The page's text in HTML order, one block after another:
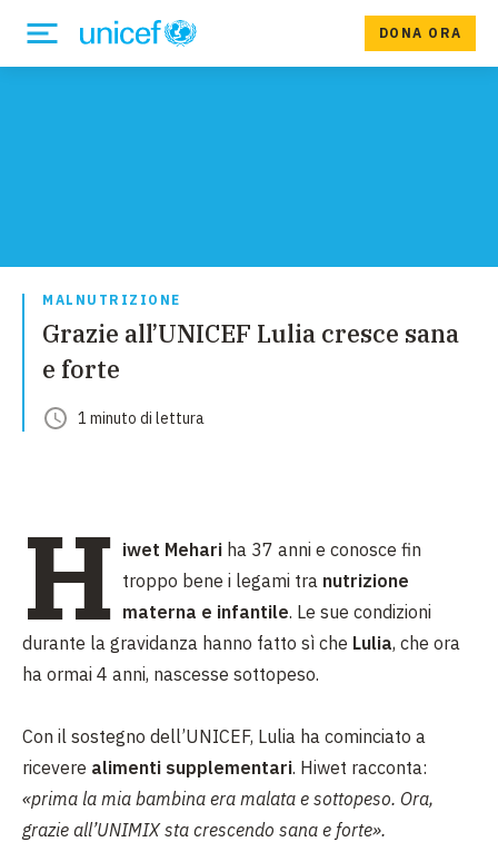
DONA ORA
MALNUTRIZIONE
Grazie all’UNICEF Lulia cresce sana
e forte
1 minuto di lettura
H iwet Mehari ha 37 anni e conosce fin
troppo bene i legami tra nutrizione
materna e infantile. Le sue condizioni
durante la gravidanza hanno fatto sì che Lulia, che ora
ha ormai 4 anni, nascesse sottopeso.
Con il sostegno dell’UNICEF, Lulia ha cominciato a
ricevere alimenti supplementari. Hiwet racconta:
«prima la mia bambina era malata e sottopeso. Ora,
grazie all’UNIMIX sta crescendo sana e forte».